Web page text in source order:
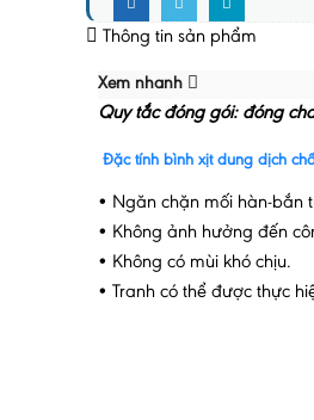
Thông tin sản phẩm
Xem nhanh
Quy tắc đóng gói: đóng
Đặc tính bình xịt dung dịch
• Ngăn chặn mối hàn-bắn
• Không ảnh hưởng đến
• Không có mùi khó chịu.
• Tranh có thể được thực